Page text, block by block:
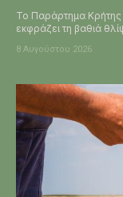
Το Παράρτημα Κρήτης
εκφράζει τη βαθιά
8 Αυγούστου 2026